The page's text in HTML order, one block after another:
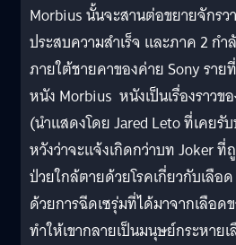
Morbius นั้นจะสานต่อขยายจักร
ประสบความสำเร็จ และภาค 2 กำ
ภายใต้ชายคาของค่าย Sony รา
หนัง Morbius หนังเป็นเรื่องราวข
(นำแสดงโดย Jared Leto ที่เคยรั
หวังว่าจะแจ้งเกิดกว่าบท Joker
ป่วยใกล้ตายด้วยโรคเกี่ยวกับเลือ
ด้วยการฉีดเซรุ่มที่ได้มาจากเลือ
ทำให้เขากลายเป็นมนุษย์กระหาย